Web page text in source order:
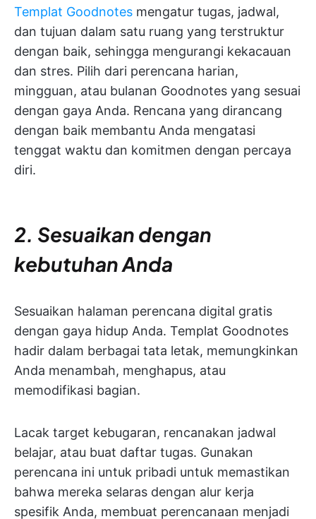
Templat Goodnotes mengatur tugas, jadwal,
dan tujuan dalam satu ruang yang terstruktur
dengan baik, sehingga mengurangi kekacauan
dan stres. Pilih dari perencana harian,
mingguan, atau bulanan Goodnotes yang sesuai
dengan gaya Anda. Rencana yang dirancang
dengan baik membantu Anda mengatasi
tenggat waktu dan komitmen dengan percaya
diri.
2. Sesuaikan dengan
kebutuhan Anda
Sesuaikan halaman perencana digital gratis
dengan gaya hidup Anda. Templat Goodnotes
hadir dalam berbagai tata letak, memungkinkan
Anda menambah, menghapus, atau
memodifikasi bagian.
Lacak target kebugaran, rencanakan jadwal
belajar, atau buat daftar tugas. Gunakan
perencana ini untuk pribadi untuk memastikan
bahwa mereka selaras dengan alur kerja
spesifik Anda, membuat perencanaan menjadi